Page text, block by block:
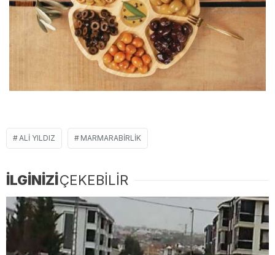
ALI YILDIZ MARMARABIRLIK
İLGİNİZİÇEKEBİLİR